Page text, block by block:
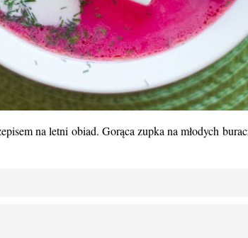
na letni obiad. Gorąca zupka na młodych